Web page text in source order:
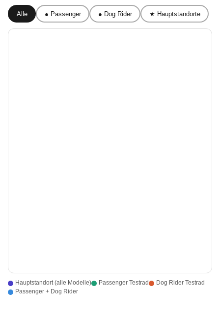
Alle ● Passenger ● Dog Rider ★ Hauptstandorte
Hauptstandort (alle Modelle) Passenger Testrad
Dog Rider Testrad
Passenger + Dog Rider